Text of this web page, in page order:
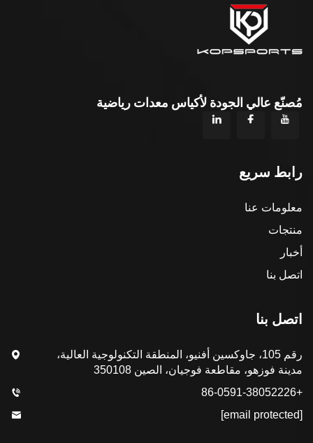
مُصنّع عالي الجودة لأكياس معدات رياضية
رابط سريع
معلومات عنا
منتجات
أخبار
اتصل بنا
اتصل بنا
رقم 105، جاوكسين أفنيو، المنطقة التكنولوجية العالية،
مدينة فوزهو، مقاطعة فوجيان، الصين 350108
+86-0591-38052226
[email protected]